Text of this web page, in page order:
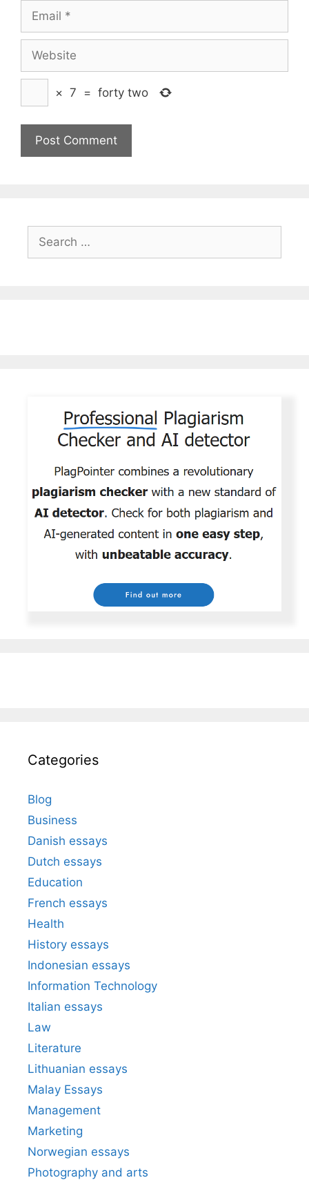
Email
Website
× 7 = forty two
for:
Categories
Blog
Business
Danish essays
Dutch essays
Education
French essays
Health
History essays
Indonesian essays
Information Technology
Italian essays
Law
Literature
Lithuanian essays
Malay Essays
Management
Marketing
Norwegian essays
Photography and arts